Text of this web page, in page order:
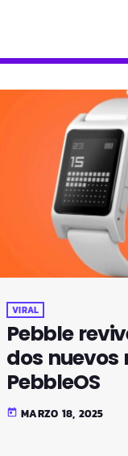
VIRAL
Pebble
dos nuevos
PebbleOS
today MARZO 18, 2025